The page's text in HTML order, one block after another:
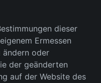
dieser
Ermessen
ändern oder
der geänderten
auf der Website des